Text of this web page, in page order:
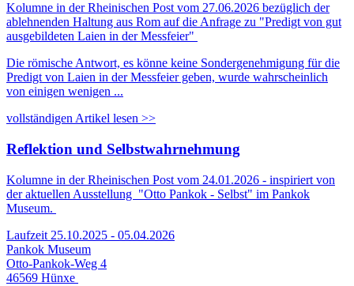
Kolumne in der Rheinischen Post vom 27.06.2026 bezüglich der
ablehnenden Haltung aus Rom auf die Anfrage zu "Predigt von gut
ausgebildeten Laien in der Messfeier"
Die römische Antwort, es könne keine Sondergenehmigung für die
Predigt von Laien in der Messfeier geben, wurde wahrscheinlich
von einigen wenigen ...
vollständigen Artikel lesen >>
Reflektion und Selbstwahrnehmung
Kolumne in der Rheinischen Post vom 24.01.2026 - inspiriert von
der aktuellen Ausstellung "Otto Pankok - Selbst" im Pankok
Museum.
Laufzeit 25.10.2025 - 05.04.2026
Pankok Museum
Otto-Pankok-Weg 4
46569 Hünxe